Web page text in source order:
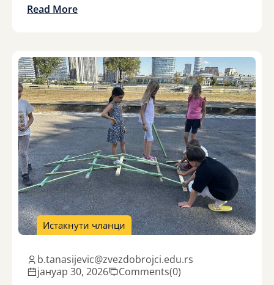
Read More
Истакнути чланци
b.tanasijevic@zvezdobrojci.edu.rs
јануар 30, 2026
Comments(0)